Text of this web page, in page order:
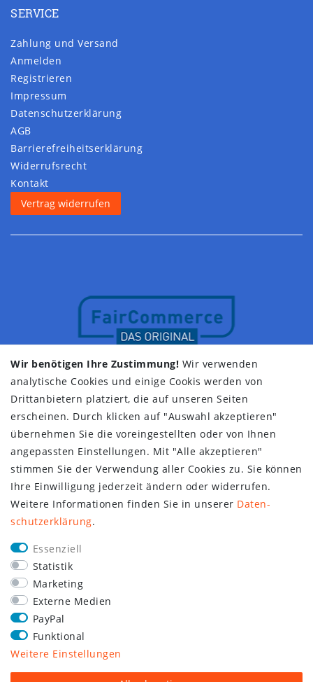
SERVICE
Zahlung und Versand
Anmelden
Registrieren
Impressum
Daten­schutz­erklärung
AGB
Barrierefreiheitserklärung
Widerrufs­recht
Kontakt
Vertrag widerrufen
Wir benötigen Ihre Zustimmung! Wir verwenden
analytische Cookies und einige Cookis werden von
Drittanbietern platziert, die auf unseren Seiten
erscheinen. Durch klicken auf "Auswahl akzeptieren"
übernehmen Sie die voreingestellten oder von Ihnen
angepassten Einstellungen. Mit "Alle akzeptieren"
stimmen Sie der Verwendung aller Cookies zu. Sie können
Ihre Einwilligung jederzeit ändern oder widerrufen.
Weitere Informationen finden Sie in unserer Daten­
schutz­erklärung.
Essenziell
Statistik
Marketing
Externe Medien
PayPal
Funktional
Weitere Einstellungen